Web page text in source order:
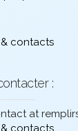
contacts
:
at
contacts